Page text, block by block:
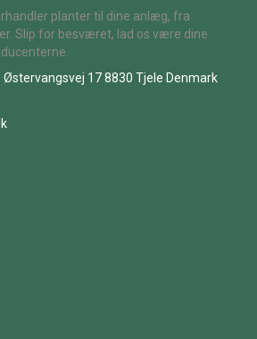
planter til dine anlæg, fra
Slip for besværet, lad os være dine
Østervangsvej 17 8830 Tjele Denmark